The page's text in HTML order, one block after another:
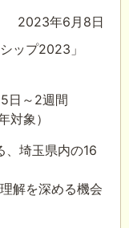
2023年6月8日
ップ2023」
日～2週間
象）
、埼玉県内の16
解を深める機会